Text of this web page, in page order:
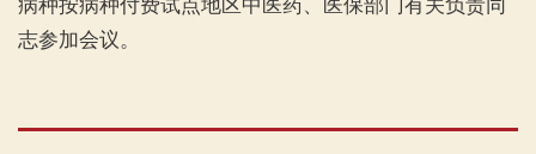
志参加会议。